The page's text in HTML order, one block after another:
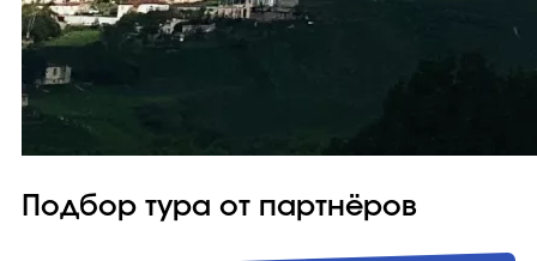
Подбор тура от партнёров